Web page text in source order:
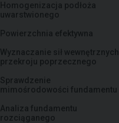
Homogenizacja podłoża
uwarstwionego
Powierzchnia efektywna
Wyznaczanie sił wewnętrznych
przekroju poprzecznego
Sprawdzenie
mimośrodowości fundamentu
Analiza fundamentu
rozciąganego